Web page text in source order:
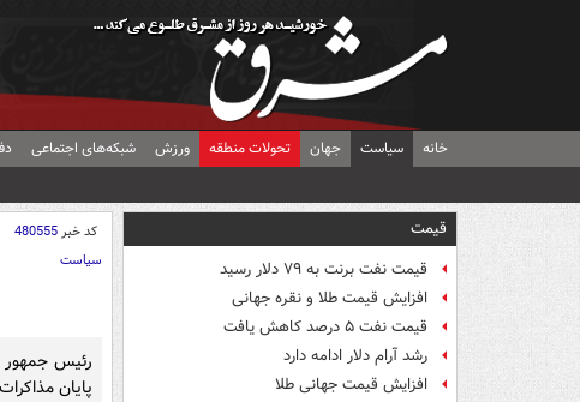
خانه سیاست جهان تحولات منطقه ورزش شبکه‌های اجتماعی
قیمت
قیمت نفت برنت به ۷۹ دلار رسید
افزایش قیمت طلا و نقره جهانی
قیمت نفت ۵ درصد کاهش یافت
رشد آرام دلار ادامه دارد
افزایش قیمت جهانی طلا
کد خبر480555
سیاست
رئیس جمهور
پایان